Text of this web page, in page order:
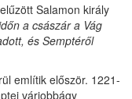
Salamon király
a császár a Vág
és Semptéről
említik először. 1221-
várjobbágy